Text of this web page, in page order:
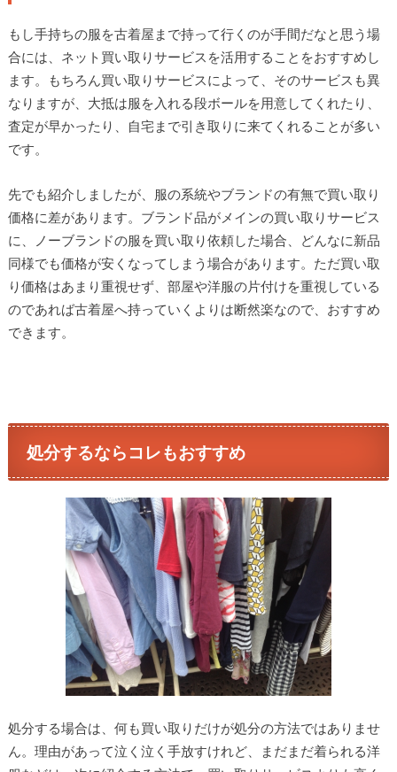
もし手持ちの服を古着屋まで持って行くのが手間だなと思う場
合には、ネット買い取りサービスを活用することをおすすめし
ます。もちろん買い取りサービスによって、そのサービスも異
なりますが、大抵は服を入れる段ボールを用意してくれたり、
査定が早かったり、自宅まで引き取りに来てくれることが多い
です。
先でも紹介しましたが、服の系統やブランドの有無で買い取り
価格に差があります。ブランド品がメインの買い取りサービス
に、ノーブランドの服を買い取り依頼した場合、どんなに新品
同様でも価格が安くなってしまう場合があります。ただ買い取
り価格はあまり重視せず、部屋や洋服の片付けを重視している
のであれば古着屋へ持っていくよりは断然楽なので、おすすめ
できます。
処分するならコレもおすすめ
処分する場合は、何も買い取りだけが処分の方法ではありませ
ん。理由があって泣く泣く手放すけれど、まだまだ着られる洋